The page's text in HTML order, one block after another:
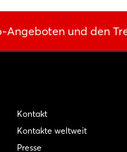
Angeboten und den
Kontakt
Kontakte weltweit
Presse